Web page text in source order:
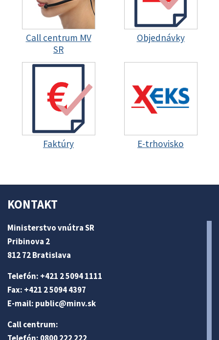
Call centrum MV
SR
Objednávky
Faktúry E-trhovisko
KONTAKT
Ministerstvo vnútra SR
Pribinova 2
812 72 Bratislava
Telefón: +421 2 5094 1111
Fax: +421 2 5094 4397
E-mail: public@minv.sk
Call centrum: